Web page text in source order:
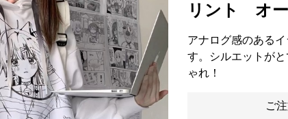
リント オ
アナログ感のある
す。シルエットが
ゃれ！
ご